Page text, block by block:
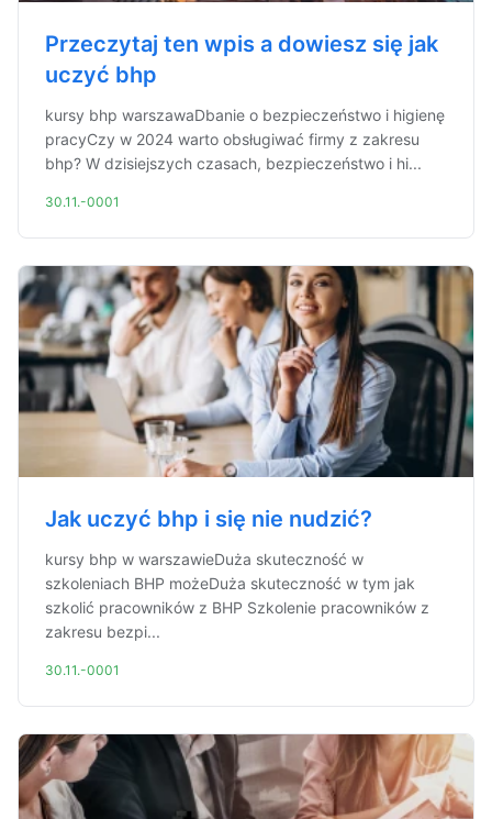
Przeczytaj ten wpis a dowiesz się jak
uczyć bhp
kursy bhp warszawaDbanie o bezpieczeństwo i higienę
pracyCzy w 2024 warto obsługiwać firmy z zakresu
bhp? W dzisiejszych czasach, bezpieczeństwo i hi...
30.11.-0001
Jak uczyć bhp i się nie nudzić?
kursy bhp w warszawieDuża skuteczność w
szkoleniach BHP możeDuża skuteczność w tym jak
szkolić pracowników z BHP Szkolenie pracowników z
zakresu bezpi...
30.11.-0001